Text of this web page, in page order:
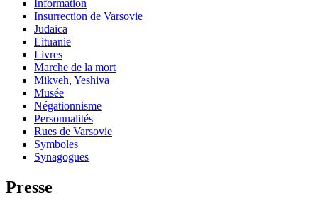
Information
Insurrection de Varsovie
Judaica
Lituanie
Livres
Marche de la mort
Mikveh, Yeshiva
Musée
Négationnisme
Personnalités
Rues de Varsovie
Symboles
Synagogues
Presse